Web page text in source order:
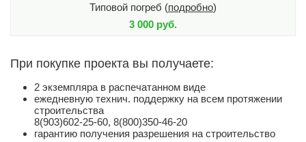
Типовой погреб (подробно)
3 000 руб.
При покупке проекта вы получаете:
2 экземпляра в распечатанном виде
ежедневную технич. поддержку на всем протяжении
строительства
8(903)602-25-60, 8(800)350-46-20
гарантию получения разрешения на строительство